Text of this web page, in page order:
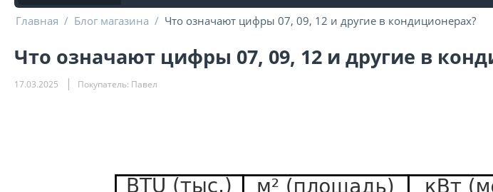
Главная / Блог магазина / Что означают цифры 07, 09, 12 и другие в кондиционерах?
Что означают цифры 07, 09, 12 и другие в
17.03.2025 Покупатель: Павел